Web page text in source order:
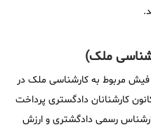
، فیش مربوط به کارشناسی ملک در
کارشنانان دادگستری پرداخت
رسمی دادگشتری و ارزش